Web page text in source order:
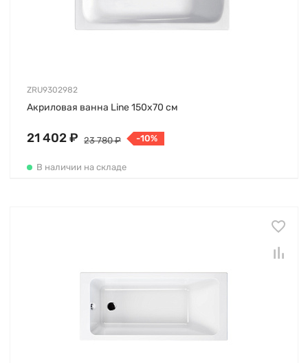
ZRU9302982
Акриловая ванна Line 150х70 см
21 402 ₽ 23 780 ₽ -10%
В наличии на складе